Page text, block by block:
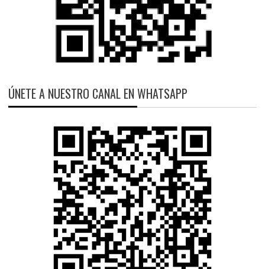
ÚNETE A NUESTRO CANAL EN WHATSAPP